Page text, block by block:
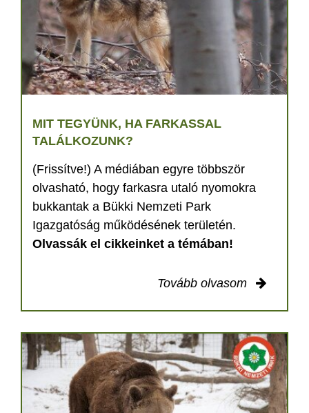
MIT TEGYÜNK, HA FARKASSAL
TALÁLKOZUNK?
(Frissítve!) A médiában egyre többször
olvasható, hogy farkasra utaló nyomokra
bukkantak a Bükki Nemzeti Park
Igazgatóság működésének területén.
Olvassák el cikkeinket a témában!
Tovább olvasom